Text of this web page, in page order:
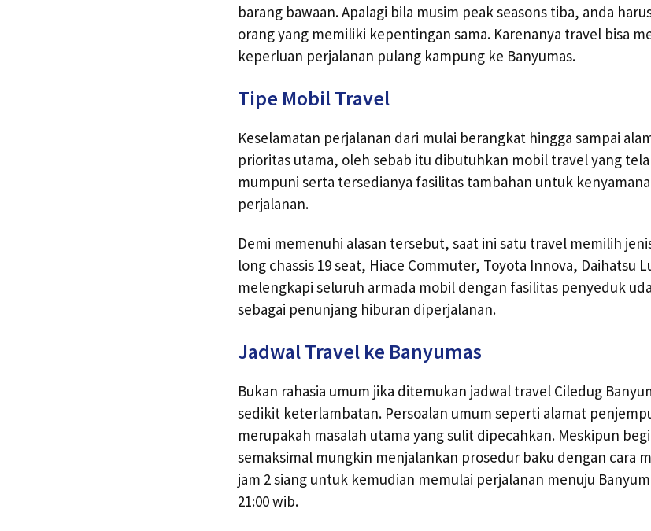
barang bawaan. Apalagi bila musim peak seasons tiba, anda
orang yang memiliki kepentingan sama. Karenanya travel bisa
keperluan perjalanan pulang kampung ke Banyumas.
Tipe Mobil Travel
Keselamatan perjalanan dari mulai berangkat hingga sampai
prioritas utama, oleh sebab itu dibutuhkan mobil travel yang
mumpuni serta tersedianya fasilitas tambahan untuk
perjalanan.
Demi memenuhi alasan tersebut, saat ini satu travel memilih
long chassis 19 seat, Hiace Commuter, Toyota Innova, Daihatsu
melengkapi seluruh armada mobil dengan fasilitas penyeduk
sebagai penunjang hiburan diperjalanan.
Jadwal Travel ke Banyumas
Bukan rahasia umum jika ditemukan jadwal travel Ciledug
sedikit keterlambatan. Persoalan umum seperti alamat
merupakah masalah utama yang sulit dipecahkan. Meskipun
semaksimal mungkin menjalankan prosedur baku dengan cara
jam 2 siang untuk kemudian memulai perjalanan menuju
21:00 wib.